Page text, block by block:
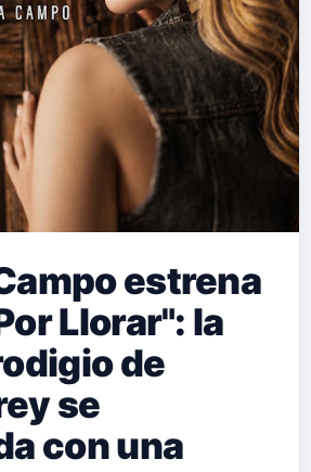
estrena
Llorar": la
de
se
con una